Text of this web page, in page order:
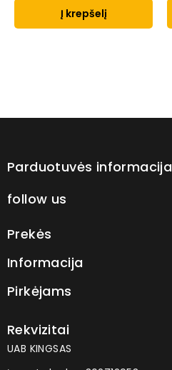
Į krepšelį
Parduotuvės informacija
follow us
Prekės
Informacija
Pirkėjams
Rekvizitai
UAB KINGSAS